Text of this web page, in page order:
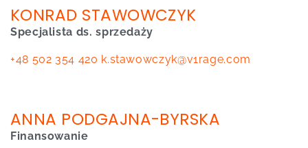
KONRAD STAWOWCZYK
Specjalista ds. sprzedaży
+48 502 354 420 k.stawowczyk@v1rage.com
ANNA PODGAJNA-BYRSKA
Finansowanie